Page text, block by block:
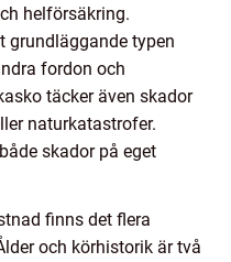
helförsäkring.
grundläggande typen
fordon och
täcker även skador
naturkatastrofer.
skador på eget
finns det flera
och körhistorik är två